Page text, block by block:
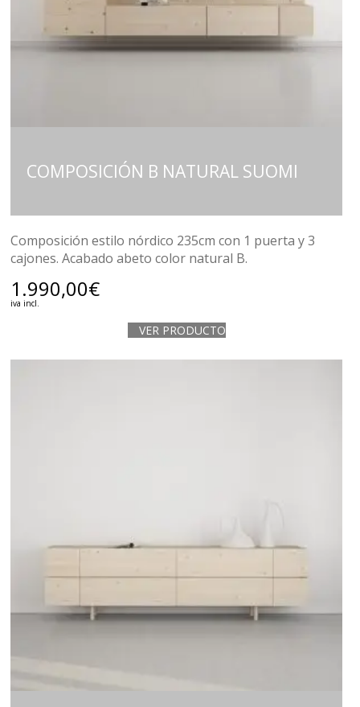
COMPOSICIÓN B NATURAL SUOMI
Composición estilo nórdico 235cm con 1 puerta y 3
cajones. Acabado abeto color natural B.
1.990,00€
iva incl.
VER PRODUCTO